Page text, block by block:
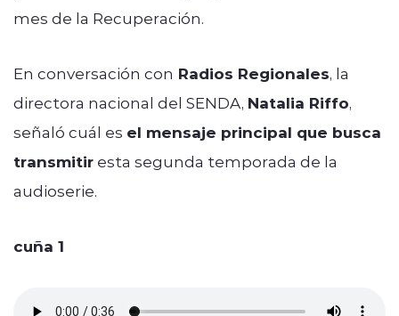
mes de la Recuperación.
En conversación con Radios Regionales, la
directora nacional del SENDA, Natalia Riffo,
señaló cuál es el mensaje principal que busca
transmitir esta segunda temporada de la
audioserie.
cuña 1